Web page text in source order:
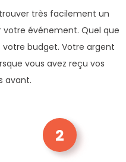
très facilement un
événement. Quel que
votre budget. Votre argent
vous avez reçu vos
avant.
2